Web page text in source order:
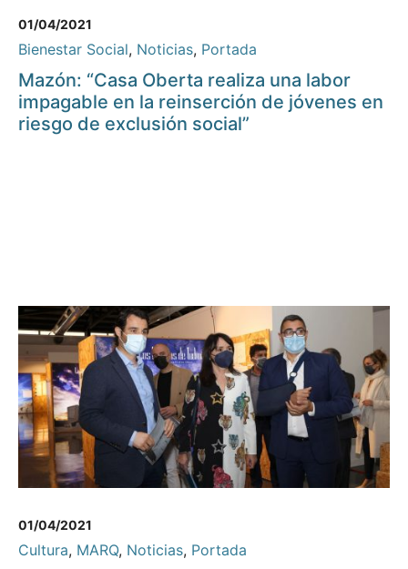
01/04/2021
Bienestar Social, Noticias, Portada
Mazón: “Casa Oberta realiza una labor
impagable en la reinserción de jóvenes en
riesgo de exclusión social”
01/04/2021
Cultura, MARQ, Noticias, Portada